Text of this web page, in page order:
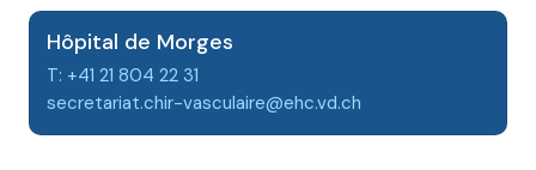
Hôpital de Morges
T: +41 21 804 22 31
secretariat.chir-vasculaire@ehc.vd.ch